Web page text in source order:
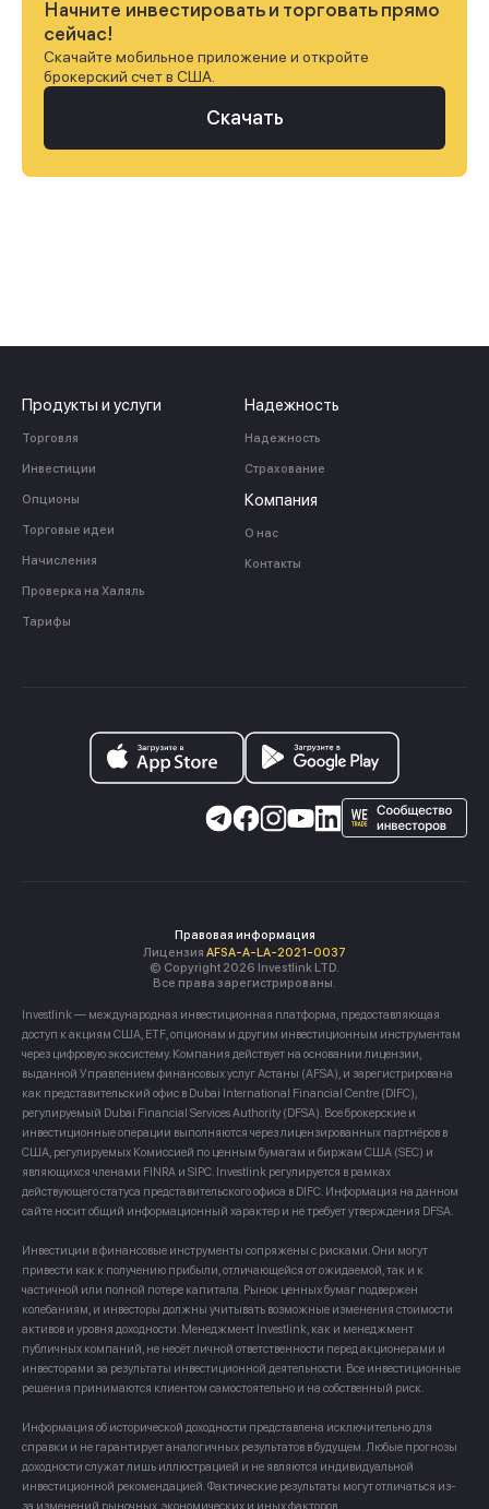
Начните инвестировать и торговать прямо
сейчас!
Скачайте мобильное приложение и откройте
брокерский счет в США.
Скачать
Продукты и услуги
Торговля
Инвестиции
Опционы
Торговые идеи
Начисления
Проверка на Халяль
Тарифы
Надежность
Надежность
Страхование
Компания
О нас
Контакты
Правовая информация
Лицензия AFSA-A-LA-2021-0037
© Copyright 2026 Investlink LTD.
Все права зарегистрированы.
Investlink — международная инвестиционная платформа, предоставляющая
доступ к акциям США, ETF, опционам и другим инвестиционным инструментам
через цифровую экосистему. Компания действует на основании лицензии,
выданной Управлением финансовых услуг Астаны (AFSA), и зарегистрирована
как представительский офис в Dubai International Financial Centre (DIFC),
регулируемый Dubai Financial Services Authority (DFSA). Все брокерские и
инвестиционные операции выполняются через лицензированных партнёров в
США, регулируемых Комиссией по ценным бумагам и биржам США (SEC) и
являющихся членами FINRA и SIPC. Investlink регулируется в рамках
действующего статуса представительского офиса в DIFC. Информация на данном
сайте носит общий информационный характер и не требует утверждения DFSA.
Инвестиции в финансовые инструменты сопряжены с рисками. Они могут
привести как к получению прибыли, отличающейся от ожидаемой, так и к
частичной или полной потере капитала. Рынок ценных бумаг подвержен
колебаниям, и инвесторы должны учитывать возможные изменения стоимости
активов и уровня доходности. Менеджмент Investlink, как и менеджмент
публичных компаний, не несёт личной ответственности перед акционерами и
инвесторами за результаты инвестиционной деятельности. Все инвестиционные
решения принимаются клиентом самостоятельно и на собственный риск.
Информация об исторической доходности представлена исключительно для
справки и не гарантирует аналогичных результатов в будущем. Любые прогнозы
доходности служат лишь иллюстрацией и не являются индивидуальной
инвестиционной рекомендацией. Фактические результаты могут отличаться из-